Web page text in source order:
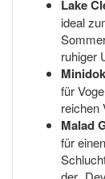
Lake
ideal
ruhiger
für
reichen
Malad
für